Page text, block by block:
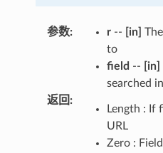
参数: r-- [in]
to
field -- [in]
searched
返回 :
Length : If
URL
Zero :